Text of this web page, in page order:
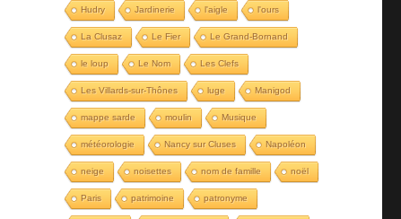
Hudry Jardinerie l'aigle l'ours
La Clusaz Le Fier Le Grand-Bornand
le loup Le Nom Les Clefs
Les Villards-sur-Thônes luge Manigod
mappe sarde moulin Musique
météorologie Nancy sur Cluses Napoléon
neige noisettes nom de famille noël
Paris patrimoine patronyme